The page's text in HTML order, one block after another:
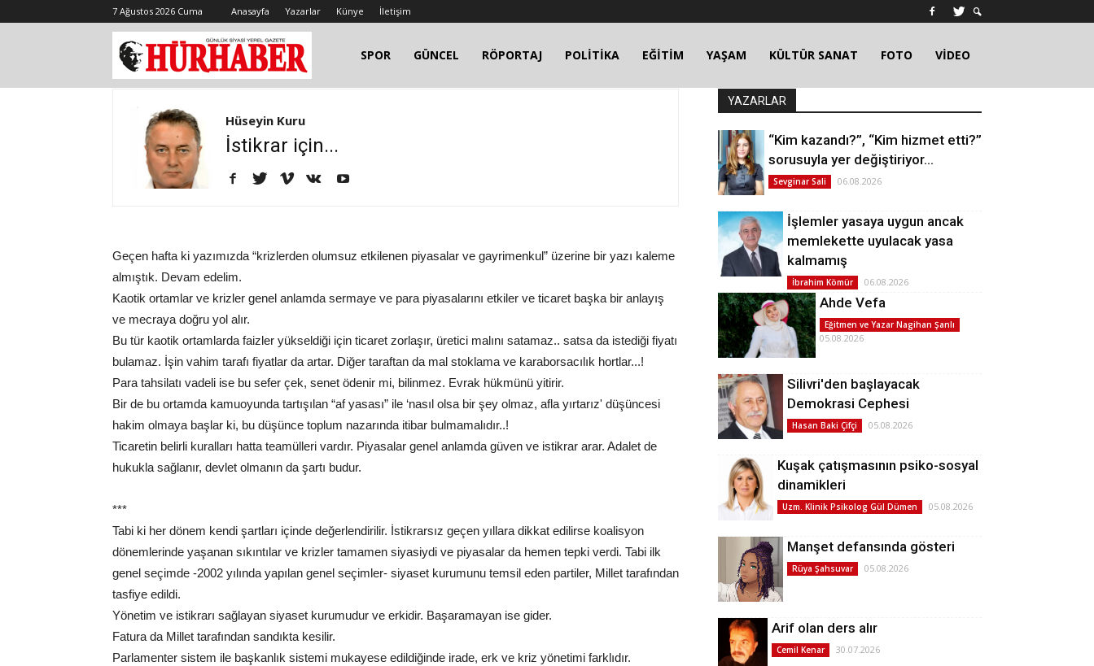
7 Ağustos 2026 Cuma Anasayfa Yazarlar Künye İletişim
SPOR GÜNCEL RÖPORTAJ POLİTİKA EĞİTİM YAŞAM KÜLTÜR SANAT FOTO VİDEO
Hüseyin Kuru
İstikrar için...
Geçen hafta ki yazımızda “krizlerden olumsuz etkilenen piyasalar ve gayrimenkul” üzerine bir yazı kaleme
almıştık. Devam edelim.
Kaotik ortamlar ve krizler genel anlamda sermaye ve para piyasalarını etkiler ve ticaret başka bir anlayış
ve mecraya doğru yol alır.
Bu tür kaotik ortamlarda faizler yükseldiği için ticaret zorlaşır, üretici malını satamaz.. satsa da istediği fiyatı
bulamaz. İşin vahim tarafı fiyatlar da artar. Diğer taraftan da mal stoklama ve karaborsacılık hortlar...!
Para tahsilatı vadeli ise bu sefer çek, senet ödenir mi, bilinmez. Evrak hükmünü yitirir.
Bir de bu ortamda kamuoyunda tartışılan “af yasası” ile ‘nasıl olsa bir şey olmaz, afla yırtarız' düşüncesi
hakim olmaya başlar ki, bu düşünce toplum nazarında itibar bulmamalıdır..!
Ticaretin belirli kuralları hatta teamülleri vardır. Piyasalar genel anlamda güven ve istikrar arar. Adalet de
hukukla sağlanır, devlet olmanın da şartı budur.
***
Tabi ki her dönem kendi şartları içinde değerlendirilir. İstikrarsız geçen yıllara dikkat edilirse koalisyon
dönemlerinde yaşanan sıkıntılar ve krizler tamamen siyasiydi ve piyasalar da hemen tepki verdi. Tabi ilk
genel seçimde -2002 yılında yapılan genel seçimler- siyaset kurumunu temsil eden partiler, Millet tarafından
tasfiye edildi.
Yönetim ve istikrarı sağlayan siyaset kurumudur ve erkidir. Başaramayan ise gider.
Fatura da Millet tarafından sandıkta kesilir.
Parlamenter sistem ile başkanlık sistemi mukayese edildiğinde irade, erk ve kriz yönetimi farklıdır.
YAZARLAR
“Kim kazandı?”, “Kim hizmet etti?”
sorusuyla yer değiştiriyor…
Sevginar Sali 06.08.2026
İşlemler yasaya uygun ancak
memlekette uyulacak yasa
kalmamış
İbrahim Kömür 06.08.2026
Ahde Vefa
Eğitmen ve Yazar Nagihan Şanlı
05.08.2026
Silivri'den başlayacak
Demokrasi Cephesi
Hasan Baki Çifçi 05.08.2026
Kuşak çatışmasının psiko-sosyal
dinamikleri
Uzm. Klinik Psikolog Gül Dümen 05.08.2026
Manşet defansında gösteri
Rüya Şahsuvar 05.08.2026
Arif olan ders alır
Cemil Kenar 30.07.2026